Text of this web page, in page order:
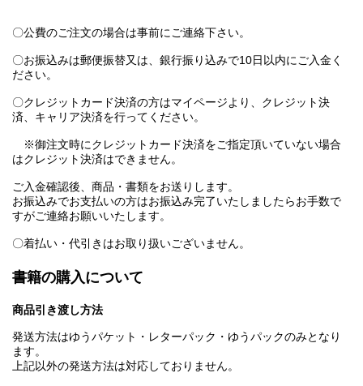
〇公費のご注文の場合は事前にご連絡下さい。
〇お振込みは郵便振替又は、銀行振り込みで10日以内にご入金く
ださい。
〇クレジットカード決済の方はマイページより、クレジット決
済、キャリア決済を行ってください。
※御注文時にクレジットカード決済をご指定頂いていない場合
はクレジット決済はできません。
ご入金確認後、商品・書類をお送りします。
お振込みでお支払いの方はお振込み完了いたしましたらお手数で
すがご連絡お願いいたします。
〇着払い・代引きはお取り扱いございません。
書籍の購入について
商品引き渡し方法
発送方法はゆうパケット・レターパック・ゆうパックのみとなり
ます。
上記以外の発送方法は対応しておりません。